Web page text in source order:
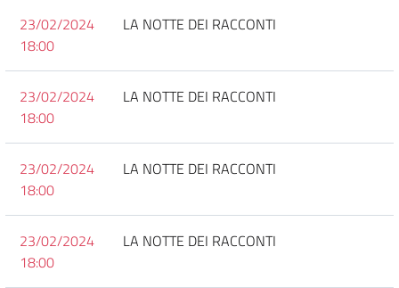
23/02/2024
18:00
LA NOTTE DEI RACCONTI
23/02/2024
18:00
LA NOTTE DEI RACCONTI
23/02/2024
18:00
LA NOTTE DEI RACCONTI
23/02/2024
18:00
LA NOTTE DEI RACCONTI